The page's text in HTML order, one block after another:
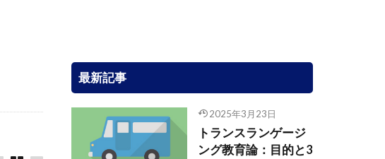
最新記事
2025年3月23日
トランスランゲージ
ング教育論：目的と3